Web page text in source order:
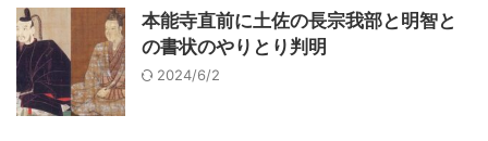
本能寺直前に土佐の長宗我部と明智と
の書状のやりとり判明
2024/6/2